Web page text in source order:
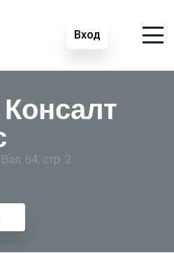
Вход
64, стр. 2